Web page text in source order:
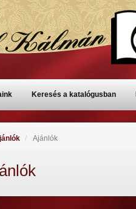
Keresés a katalógusban
Ajánlók